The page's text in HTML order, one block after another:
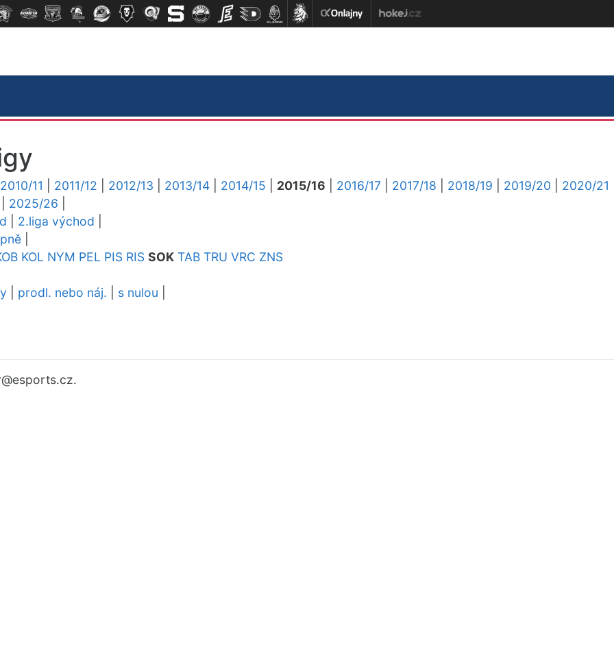
2010/11 2011/12 2012/13 2013/14 2014/15 2015/16 2016/17 2017/18 2018/19 2019/20
2020/21
2025/26
2.liga východ
KOL NYM PEL PIS RIS SOK TAB TRU VRC ZNS
prodl. nebo náj. s nulou
@esports.cz.